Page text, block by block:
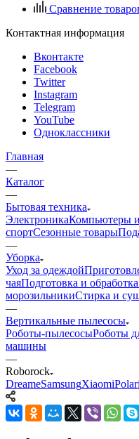
Сравнение
Контактная информация
Вконтакте
Facebook
Twitter
Instagram
Telegram
YouTube
Одноклассники
Главная
—
Каталог
—
Бытовая техника
ЭлектроникаКомпьютеры
спортСезонные товары
—
Уборка
Уход за одеждой
чаяПодготовка и
морозильникиСтирка и
—
Вертикальные пылесосы
Роботы-пылесосыРоботы
машины
—
Roborock
DreameSamsungXiaomi